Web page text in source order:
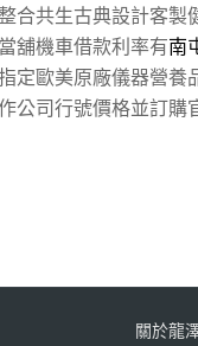
合共生古典設計客製
舖機車借款利率有南
定歐美原廠儀器營養
公司行號價格並訂購
關於龍